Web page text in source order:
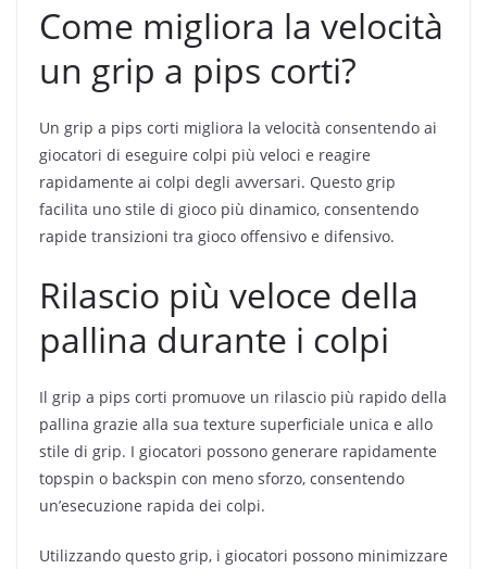
Come migliora la velocità
un grip a pips corti?
Un grip a pips corti migliora la velocità consentendo ai
giocatori di eseguire colpi più veloci e reagire
rapidamente ai colpi degli avversari. Questo grip
facilita uno stile di gioco più dinamico, consentendo
rapide transizioni tra gioco offensivo e difensivo.
Rilascio più veloce della
pallina durante i colpi
Il grip a pips corti promuove un rilascio più rapido della
pallina grazie alla sua texture superficiale unica e allo
stile di grip. I giocatori possono generare rapidamente
topspin o backspin con meno sforzo, consentendo
un’esecuzione rapida dei colpi.
Utilizzando questo grip, i giocatori possono minimizzare